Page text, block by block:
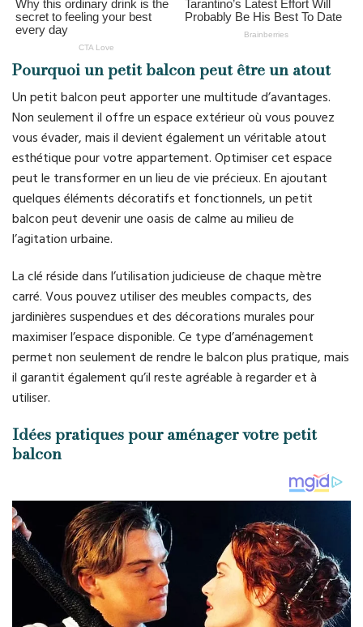
Pourquoi un petit balcon peut être un atout
Un petit balcon peut apporter une multitude d’avantages.
Non seulement il offre un espace extérieur où vous pouvez
vous évader, mais il devient également un véritable atout
esthétique pour votre appartement. Optimiser cet espace
peut le transformer en un lieu de vie précieux. En ajoutant
quelques éléments décoratifs et fonctionnels, un petit
balcon peut devenir une oasis de calme au milieu de
l’agitation urbaine.
La clé réside dans l’utilisation judicieuse de chaque mètre
carré. Vous pouvez utiliser des meubles compacts, des
jardinières suspendues et des décorations murales pour
maximiser l’espace disponible. Ce type d’aménagement
permet non seulement de rendre le balcon plus pratique, mais
il garantit également qu’il reste agréable à regarder et à
utiliser.
Idées pratiques pour aménager votre petit
balcon